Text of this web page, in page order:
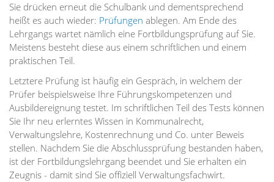
Sie drücken erneut die Schulbank und dementsprechend
heißt es auch wieder: Prüfungen ablegen. Am Ende des
Lehrgangs wartet nämlich eine Fortbildungsprüfung auf Sie.
Meistens besteht diese aus einem schriftlichen und einem
praktischen Teil.
Letztere Prüfung ist häufig ein Gespräch, in welchem der
Prüfer beispielsweise Ihre Führungskompetenzen und
Ausbildereignung testet. Im schriftlichen Teil des Tests können
Sie Ihr neu erlerntes Wissen in Kommunalrecht,
Verwaltungslehre, Kostenrechnung und Co. unter Beweis
stellen. Nachdem Sie die Abschlussprüfung bestanden haben,
ist der Fortbildungslehrgang beendet und Sie erhalten ein
Zeugnis - damit sind Sie offiziell Verwaltungsfachwirt.